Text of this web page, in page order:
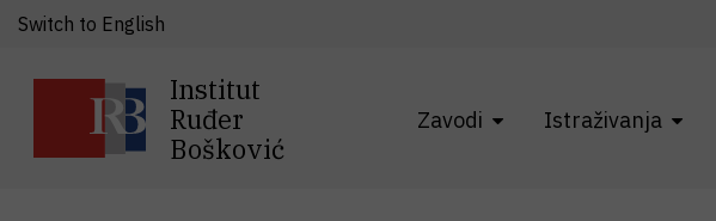
Institut
Ruđer
Bošković
Zavodi Istraživanja
Switch to English